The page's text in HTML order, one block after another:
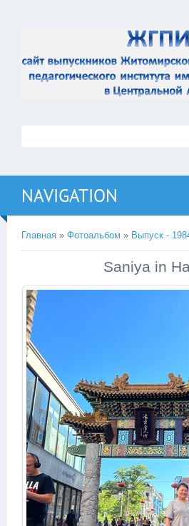
NAVIGATION
Главная » Фотоальбом » Выпуск -
Saniya in